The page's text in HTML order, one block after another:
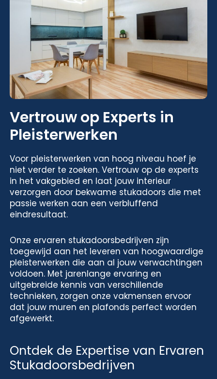
Vertrouw op Experts in
Pleisterwerken
Voor pleisterwerken van hoog niveau hoef je
niet verder te zoeken. Vertrouw op de experts
in het vakgebied en laat jouw interieur
verzorgen door bekwame stukadoors die met
passie werken aan een verbluffend
eindresultaat.
Onze ervaren stukadoorsbedrijven zijn
toegewijd aan het leveren van hoogwaardige
pleisterwerken die aan al jouw verwachtingen
voldoen. Met jarenlange ervaring en
uitgebreide kennis van verschillende
technieken, zorgen onze vakmensen ervoor
dat jouw muren en plafonds perfect worden
afgewerkt.
Ontdek de Expertise van Ervaren
Stukadoorsbedrijven